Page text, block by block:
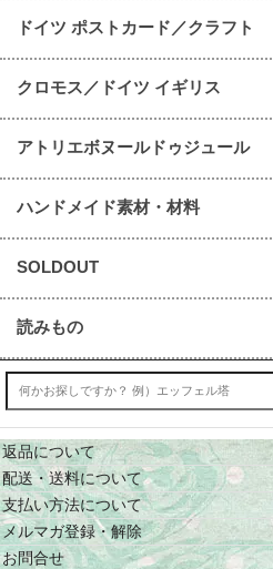
ドイツ ポストカード／クラフト
クロモス／ドイツ イギリス
アトリエボヌールドゥジュール
ハンドメイド素材・材料
SOLDOUT
読みもの
返品について
配送・送料について
支払い方法について
メルマガ登録・解除
お問合せ